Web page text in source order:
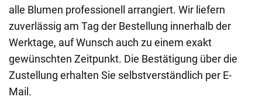
alle Blumen professionell arrangiert. Wir liefern
zuverlässig am Tag der Bestellung innerhalb der
Werktage, auf Wunsch auch zu einem exakt
gewünschten Zeitpunkt. Die Bestätigung über die
Zustellung erhalten Sie selbstverständlich per E-
Mail.